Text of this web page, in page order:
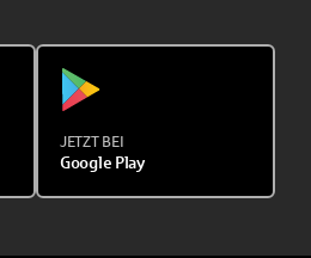
JETZT BEI
Google Play